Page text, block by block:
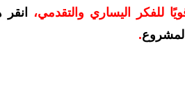
للفكر اليساري والتقدمي،
.